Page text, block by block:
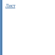
Лист